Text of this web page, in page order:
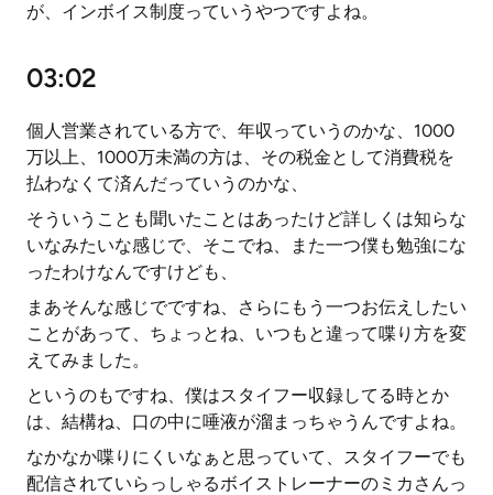
が、インボイス制度っていうやつですよね。
03:02
個人営業されている方で、年収っていうのかな、1000
万以上、1000万未満の方は、その税金として消費税を
払わなくて済んだっていうのかな、
そういうことも聞いたことはあったけど詳しくは知らな
いなみたいな感じで、そこでね、また一つ僕も勉強にな
ったわけなんですけども、
まあそんな感じでですね、さらにもう一つお伝えしたい
ことがあって、ちょっとね、いつもと違って喋り方を変
えてみました。
というのもですね、僕はスタイフー収録してる時とか
は、結構ね、口の中に唾液が溜まっちゃうんですよね。
なかなか喋りにくいなぁと思っていて、スタイフーでも
配信されていらっしゃるボイストレーナーのミカさんっ